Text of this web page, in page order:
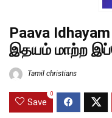
Paava
இதயம் மாற்ற
Tamil christians
Save
0